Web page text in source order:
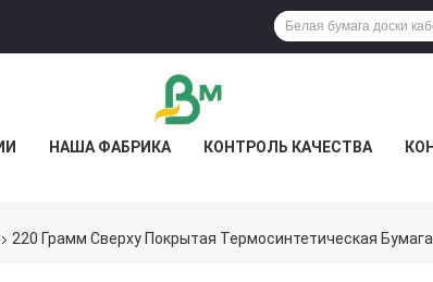
НАША ФАБРИКА КОНТРОЛЬ КАЧЕСТВА
220 Грамм Сверху Покрытая Термосинтетическая